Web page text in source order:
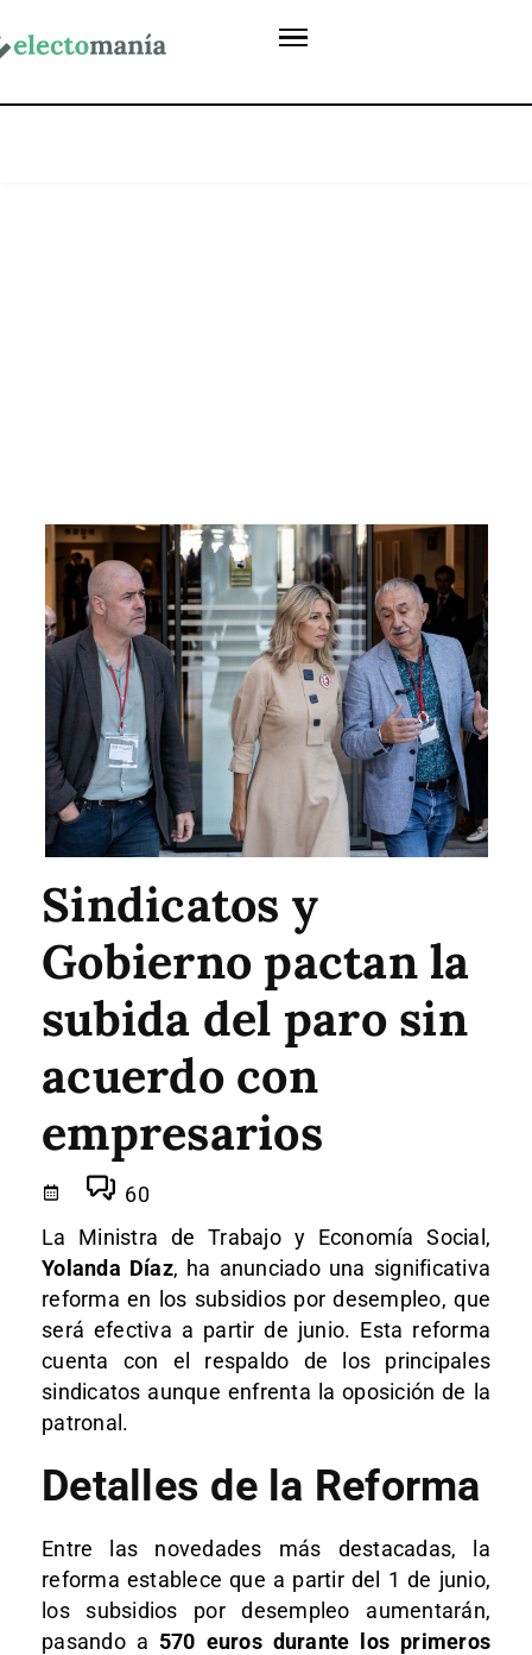
Sindicatos y
Gobierno pactan la
subida del paro sin
acuerdo con
empresarios
60
La Ministra de Trabajo y Economía Social,
Yolanda Díaz, ha anunciado una significativa
reforma en los subsidios por desempleo, que
será efectiva a partir de junio. Esta reforma
cuenta con el respaldo de los principales
sindicatos aunque enfrenta la oposición de la
patronal.
Detalles de la Reforma
Entre las novedades más destacadas, la
reforma establece que a partir del 1 de junio,
los subsidios por desempleo aumentarán,
pasando a 570 euros durante los primeros